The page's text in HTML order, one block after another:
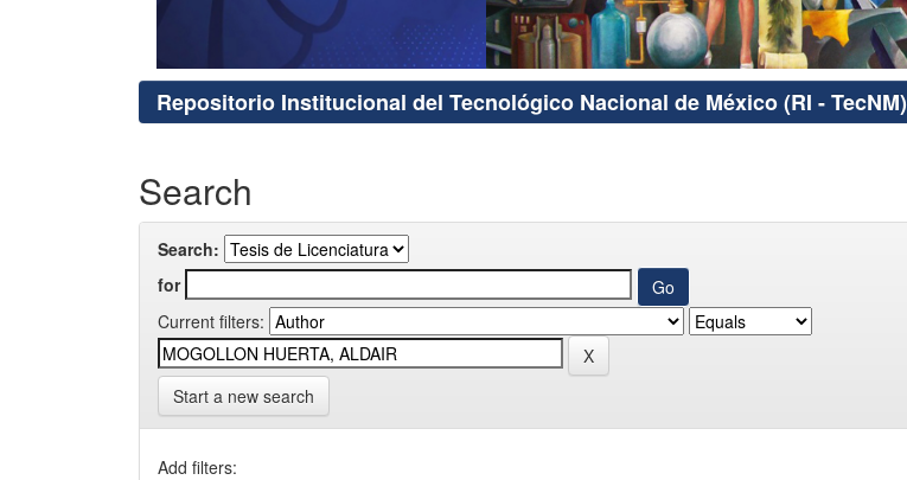
Repositorio Institucional del Tecnológico Nacional de México (RI - TecNM)
Search
Search:
for
Current filters:
Start a new search
Add filters: